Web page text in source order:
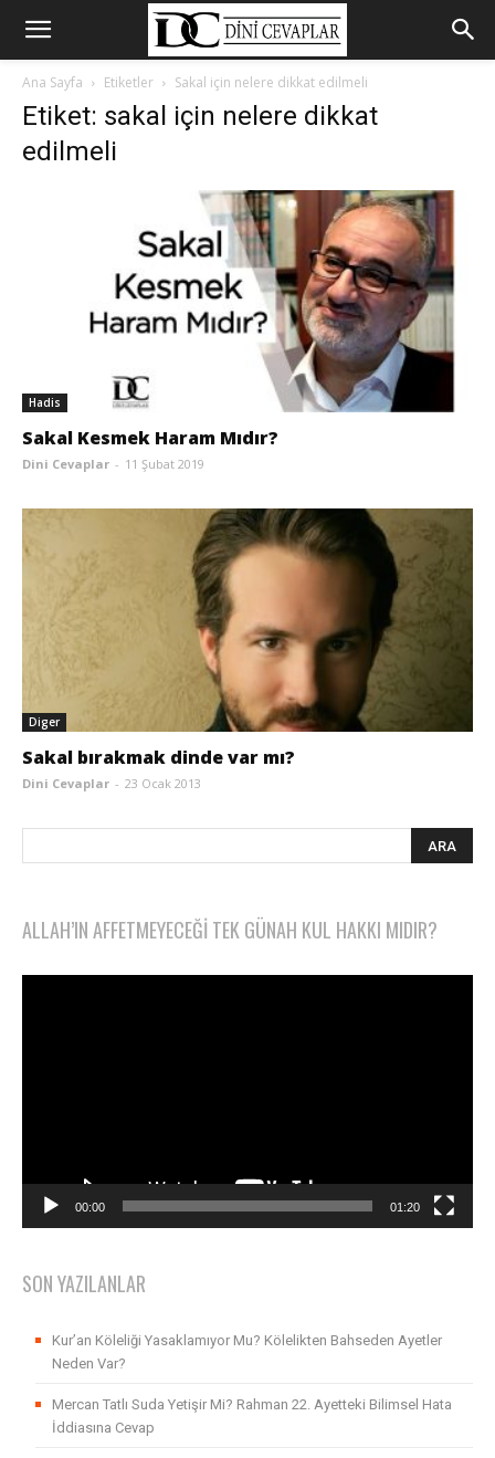
Ana Sayfa Etiketler Sakal için nelere dikkat edilmeli
Etiket: sakal için nelere dikkat
edilmeli
Hadis
Sakal Kesmek Haram Mıdır?
Dini Cevaplar - 11 Şubat 2019
Diger
Sakal bırakmak dinde var mı?
Dini Cevaplar - 23 Ocak 2013
ALLAH’IN AFFETMEYECEĞI TEK GÜNAH KUL HAKKI MIDIR?
00:00 01:20
SON YAZILANLAR
Kur’an Köleliği Yasaklamıyor Mu? Kölelikten Bahseden Ayetler
Neden Var?
Mercan Tatlı Suda Yetişir Mi? Rahman 22. Ayetteki Bilimsel Hata
İddiasına Cevap